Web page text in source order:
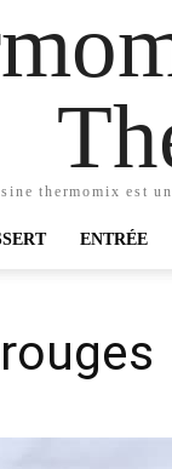
thermomix est
ENTRÉE